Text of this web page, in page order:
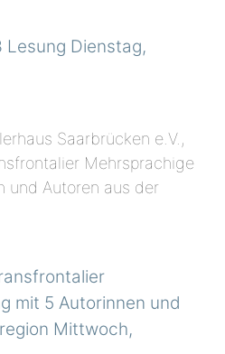
Dienstag,
mit 5 Autorinnen und
Mittwoch,